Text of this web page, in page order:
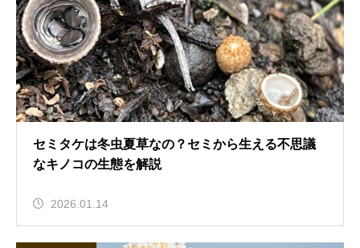
セミタケは冬虫夏草なの？セミから生える不思議
なキノコの生態を解説
2026.01.14